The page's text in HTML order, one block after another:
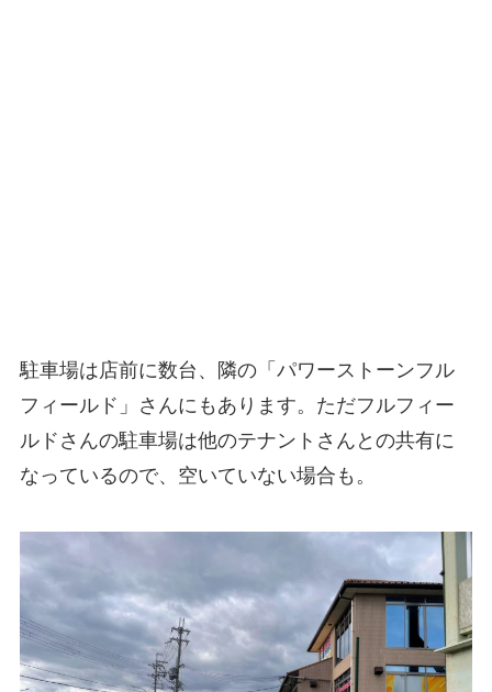
駐車場は店前に数台、隣の「パワーストーンフル
フィールド」さんにもあります。ただフルフィー
ルドさんの駐車場は他のテナントさんとの共有に
なっているので、空いていない場合も。